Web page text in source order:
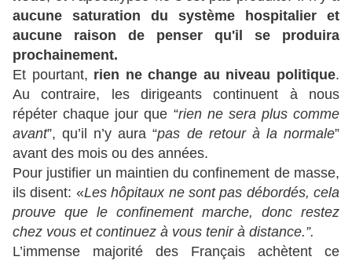
aucune saturation du système hospitalier et
aucune raison de penser qu'il se produira
prochainement.
Et pourtant, rien ne change au niveau politique.
Au contraire, les dirigeants continuent à nous
répéter chaque jour que “rien ne sera plus comme
avant”, qu’il n’y aura “pas de retour à la normale”
avant des mois ou des années.
Pour justifier un maintien du confinement de masse,
ils disent: «Les hôpitaux ne sont pas débordés, cela
prouve que le confinement marche, donc restez
chez vous et continuez à vous tenir à distance.”.
L’immense majorité des Français achètent ce